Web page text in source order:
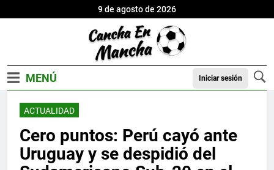
9 de agosto de 2026
Iniciar sesión
ACTUALIDAD
Cero puntos: Perú cayó ante
Uruguay y se despidió del